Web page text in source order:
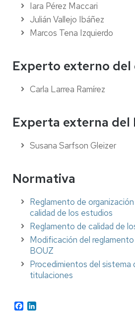
Iara Pérez Maccari
Julián Vallejo Ibáñez
Marcos Tena Izquierdo
Experto externo del
Carla Larrea Ramírez
Experta externa del
Susana Sarfson Gleizer
Normativa
Reglamento de
calidad de los estudios
Reglamento de calidad de
Modificación del
BOUZ
Procedimientos del sistema
titulaciones
Facebook